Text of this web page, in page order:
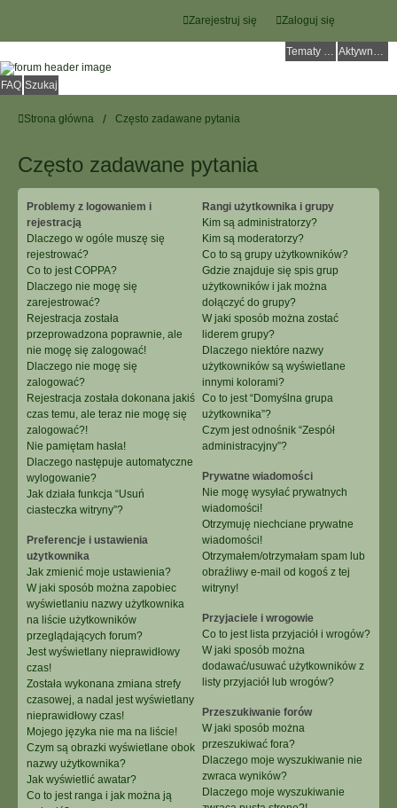
Zaloguj się
Zarejestruj się
Tematy bez odpowiedzi Aktywne tematy
FAQ Szukaj
Strona główna Często zadawane pytania
Często zadawane pytania
Problemy z logowaniem i
rejestracją
Dlaczego w ogóle muszę się
rejestrować?
Co to jest COPPA?
Dlaczego nie mogę się
zarejestrować?
Rejestracja została
przeprowadzona poprawnie, ale
nie mogę się zalogować!
Dlaczego nie mogę się
zalogować?
Rejestracja została dokonana jakiś
czas temu, ale teraz nie mogę się
zalogować?!
Nie pamiętam hasła!
Dlaczego następuje automatyczne
wylogowanie?
Jak działa funkcja “Usuń
ciasteczka witryny”?
Preferencje i ustawienia
użytkownika
Jak zmienić moje ustawienia?
W jaki sposób można zapobiec
wyświetlaniu nazwy użytkownika
na liście użytkowników
przeglądających forum?
Jest wyświetlany nieprawidłowy
czas!
Została wykonana zmiana strefy
czasowej, a nadal jest wyświetlany
nieprawidłowy czas!
Mojego języka nie ma na liście!
Czym są obrazki wyświetlane obok
nazwy użytkownika?
Jak wyświetlić awatar?
Co to jest ranga i jak można ją
Rangi użytkownika i grupy
Kim są administratorzy?
Kim są moderatorzy?
Co to są grupy użytkowników?
Gdzie znajduje się spis grup
użytkowników i jak można
dołączyć do grupy?
W jaki sposób można zostać
liderem grupy?
Dlaczego niektóre nazwy
użytkowników są wyświetlane
innymi kolorami?
Co to jest “Domyślna grupa
użytkownika”?
Czym jest odnośnik “Zespół
administracyjny”?
Prywatne wiadomości
Nie mogę wysyłać prywatnych
wiadomości!
Otrzymuję niechciane prywatne
wiadomości!
Otrzymałem/otrzymałam spam lub
obraźliwy e-mail od kogoś z tej
witryny!
Przyjaciele i wrogowie
Co to jest lista przyjaciół i wrogów?
W jaki sposób można
dodawać/usuwać użytkowników z
listy przyjaciół lub wrogów?
Przeszukiwanie forów
W jaki sposób można
przeszukiwać fora?
Dlaczego moje wyszukiwanie nie
zwraca wyników?
Dlaczego moje wyszukiwanie